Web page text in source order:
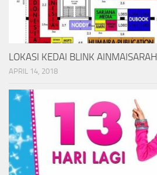
LOKASI KEDAI BLINK AINMAISARAH
APRIL 14, 2018